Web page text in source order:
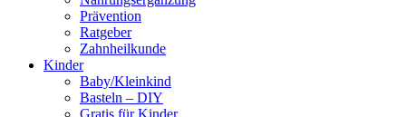
Prävention
Ratgeber
Zahnheilkunde
Kinder
Baby/Kleinkind
Basteln – DIY
Gratis für Kinder